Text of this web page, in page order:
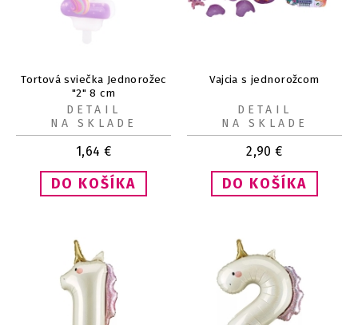
Tortová sviečka Jednorožec
"2" 8 cm
1,64 €
DETAIL
NA SKLADE
Vajcia s jednorožcom
2,90 €
DETAIL
NA SKLADE